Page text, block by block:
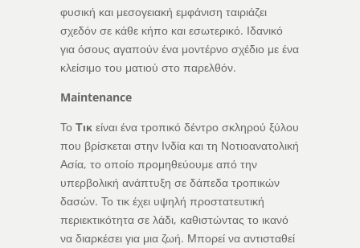
φυσική και μεσογειακή εμφάνιση ταιριάζει
σχεδόν σε κάθε κήπο και εσωτερικό. Ιδανικό
για όσους αγαπούν ένα μοντέρνο σχέδιο με ένα
κλείσιμο του ματιού στο παρελθόν.
Maintenance
Το Τικείναι ένα τροπικό δέντρο σκληρού ξύλου
που βρίσκεται στην Ινδία και τη Νοτιοανατολική
Ασία, το οποίο προμηθεύουμε από την
υπερβολική ανάπτυξη σε δάπεδα τροπικών
δασών. Το τικ έχει υψηλή προστατευτική
περιεκτικότητα σε λάδι, καθιστώντας το ικανό
να διαρκέσει για μια ζωή. Μπορεί να αντισταθεί